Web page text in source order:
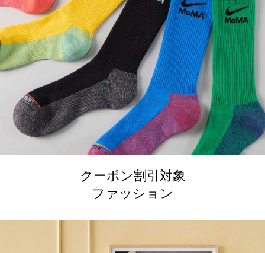
クーポン割引対象
ファッション